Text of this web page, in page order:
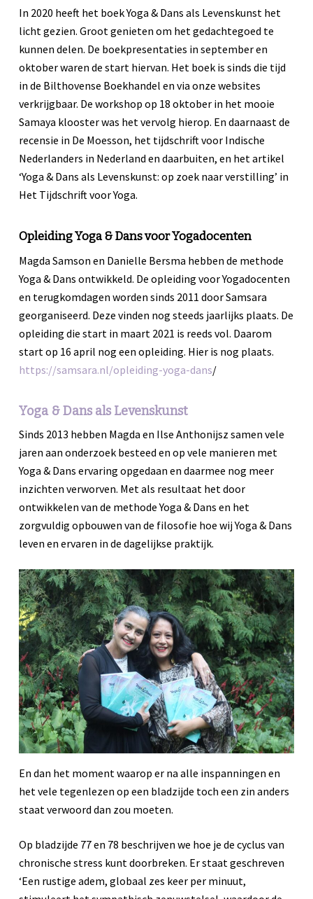
In 2020 heeft het boek Yoga & Dans als Levenskunst het
licht gezien. Groot genieten om het gedachtegoed te
kunnen delen. De boekpresentaties in september en
oktober waren de start hiervan. Het boek is sinds die tijd
in de Bilthovense Boekhandel en via onze websites
verkrijgbaar. De workshop op 18 oktober in het mooie
Samaya klooster was het vervolg hierop. En daarnaast de
recensie in De Moesson, het tijdschrift voor Indische
Nederlanders in Nederland en daarbuiten, en het artikel
‘Yoga & Dans als Levenskunst: op zoek naar verstilling’ in
Het Tijdschrift voor Yoga.
Opleiding Yoga & Dans voor Yogadocenten
Magda Samson en Danielle Bersma hebben de methode
Yoga & Dans ontwikkeld. De opleiding voor Yogadocenten
en terugkomdagen worden sinds 2011 door Samsara
georganiseerd. Deze vinden nog steeds jaarlijks plaats. De
opleiding die start in maart 2021 is reeds vol. Daarom
start op 16 april nog een opleiding. Hier is nog plaats.
https://samsara.nl/opleiding-yoga-dans/
Yoga & Dans als Levenskunst
Sinds 2013 hebben Magda en Ilse Anthonijsz samen vele
jaren aan onderzoek besteed en op vele manieren met
Yoga & Dans ervaring opgedaan en daarmee nog meer
inzichten verworven. Met als resultaat het door
ontwikkelen van de methode Yoga & Dans en het
zorgvuldig opbouwen van de filosofie hoe wij Yoga & Dans
leven en ervaren in de dagelijkse praktijk.
En dan het moment waarop er na alle inspanningen en
het vele tegenlezen op een bladzijde toch een zin anders
staat verwoord dan zou moeten.
Op bladzijde 77 en 78 beschrijven we hoe je de cyclus van
chronische stress kunt doorbreken. Er staat geschreven
‘Een rustige adem, globaal zes keer per minuut,